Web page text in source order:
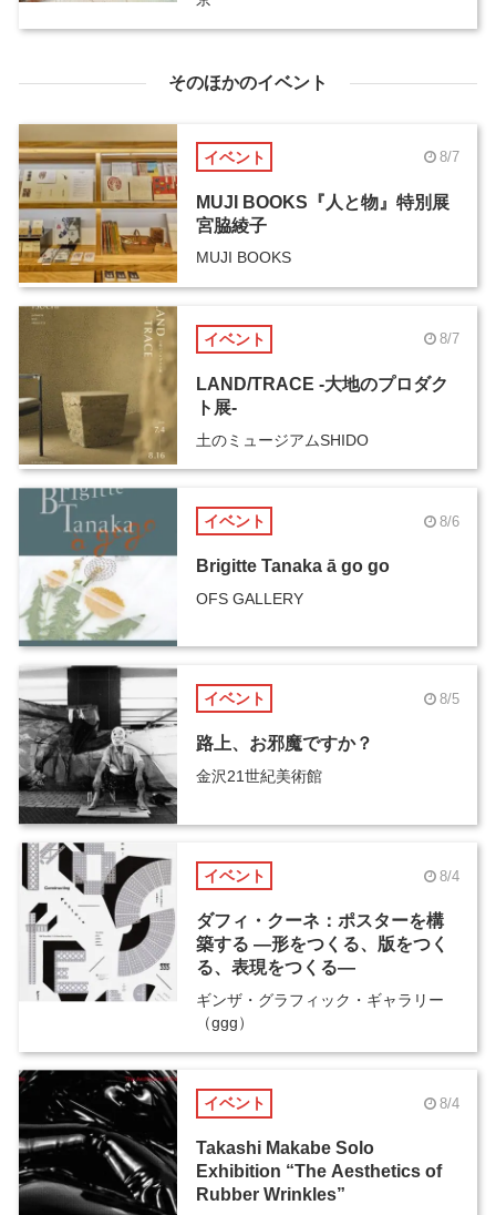
そのほかのイベント
イベント 8/7
MUJI BOOKS『人と物』特別展
宮脇綾子
MUJI BOOKS
イベント 8/7
LAND/TRACE -大地のプロダク
ト展-
土のミュージアムSHIDO
イベント 8/6
Brigitte Tanaka ā go go
OFS GALLERY
イベント 8/5
路上、お邪魔ですか？
金沢21世紀美術館
イベント 8/4
ダフィ・クーネ：ポスターを構
築する ―形をつくる、版をつく
る、表現をつくる―
ギンザ・グラフィック・ギャラリー
（ggg）
イベント 8/4
Takashi Makabe Solo
Exhibition “The Aesthetics of
Rubber Wrinkles”